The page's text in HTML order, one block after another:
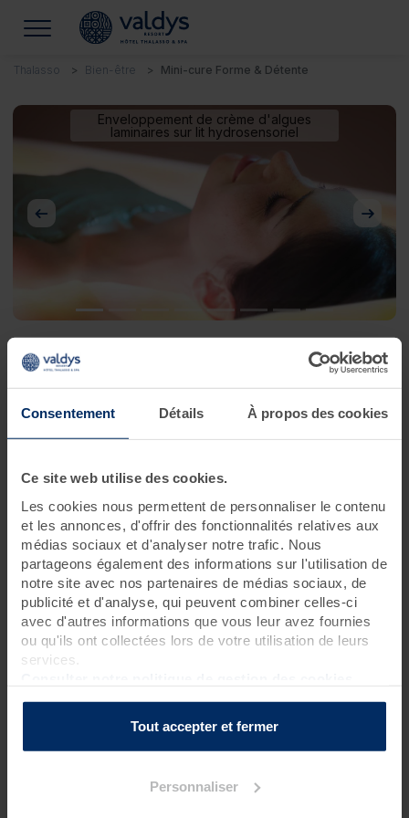
Consentement Détails À propos des cookies
Ce site web utilise des cookies.
Les cookies nous permettent de personnaliser le contenu
et les annonces, d'offrir des fonctionnalités relatives aux
médias sociaux et d'analyser notre trafic. Nous
partageons également des informations sur l'utilisation de
notre site avec nos partenaires de médias sociaux, de
publicité et d'analyse, qui peuvent combiner celles-ci
avec d'autres informations que vous leur avez fournies
ou qu'ils ont collectées lors de votre utilisation de leurs
services.
Tout accepter et fermer
Personnaliser
Thalasso Bien-être Mini-cure Forme & Détente
Enveloppement de crème d'algues
laminaires sur lit hydrosensoriel
Précédent
Mini-cure Forme & Détente
Je souhaite lâcher-prise
3 jours • 12 soins
Ce séjour phare, dont le programme allie soins relaxants,
prendre soin de soi, se reposer et faire le plein d’énergie.
Programme des soins
Soins thalasso
1 pluie marine ?
1 douche à jet massant (protocole du Docteur Bagot)
3 bains hydromassants aux cristaux de mer ou à la gelée
2 enveloppements de crème d'algues laminaires sur